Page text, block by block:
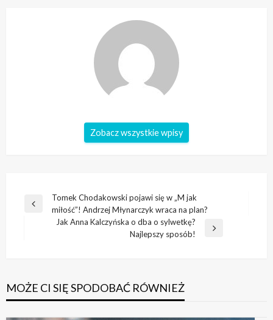
Zobacz wszystkie wpisy
Nawigacja
wpisu
Poprzedni
Tomek Chodakowski pojawi się w „M jak
miłość”! Andrzej Młynarczyk wraca na plan?
Jak Anna Kalczyńska o dba o sylwetkę?
Najlepszy sposób!
MOŻE CI SIĘ SPODOBAĆ RÓWNIEŻ